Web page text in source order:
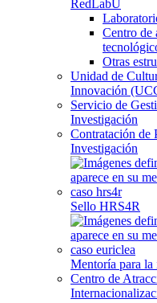
RedLabU
Centro de
Otras
Unidad de
Innovación
Servicio de
Investigación
Contratación de
Investigación
Sello HRS4R
Mentoría para
Centro de